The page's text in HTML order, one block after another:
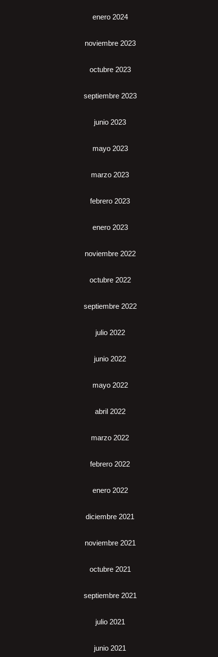
enero 2024
noviembre 2023
octubre 2023
septiembre 2023
junio 2023
mayo 2023
marzo 2023
febrero 2023
enero 2023
noviembre 2022
octubre 2022
septiembre 2022
julio 2022
junio 2022
mayo 2022
abril 2022
marzo 2022
febrero 2022
enero 2022
diciembre 2021
noviembre 2021
octubre 2021
septiembre 2021
julio 2021
junio 2021